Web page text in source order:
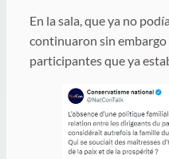
En la sala, que ya no
continuaron sin embargo
participantes que ya